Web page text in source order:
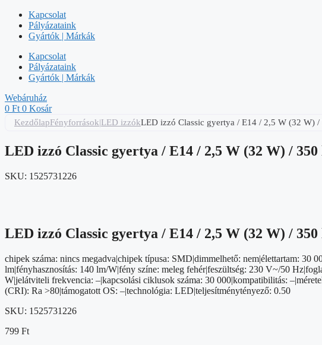
Kapcsolat
Pályázataink
Gyártók | Márkák
Kapcsolat
Pályázataink
Gyártók | Márkák
Webáruház
0 Ft 0 Kosár
KezdőlapFényforrások|LED izzókLED izzó Classic gyertya / E14 / 2,5 W (32 W)
LED izzó Classic gyertya / E14 / 2,5 W (32 W) /
SKU: 1525731226
LED izzó Classic gyertya / E14 / 2,5 W (32 W) /
chipek száma: nincs megadva|chipek típusa: SMD|dimmelhető: nem|élettartam: 30
lm|fényhasznosítás: 140 lm/W|fény színe: meleg fehér|feszültség: 230 V~/50
W|jelátviteli frekvencia: –|kapcsolási ciklusok száma: 30 000|kompatibilitás:
(CRI): Ra >80|támogatott OS: –|technológia: LED|teljesítménytényező: 0.50
SKU: 1525731226
799 Ft